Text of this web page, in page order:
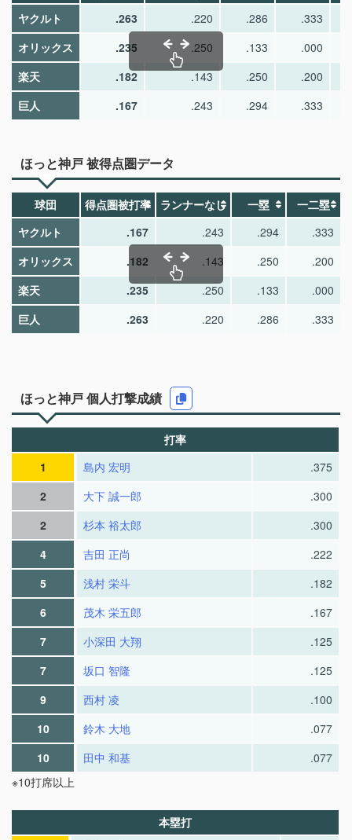
ヤクルト
.263 .220 .286
.333
オリックス
.235 .250 .133
.000
楽天
.182 .143 .250
.200
巨人
.167 .243 .294 .333
ほっと神戸 被得点圏データ
球団 得点圏被打率 ランナーなし 一塁
一二塁
ヤクルト
.167 .243 .294
.333
オリックス
.182 .143 .250
.200
楽天
.235 .250 .133
.000
巨人
.263 .220 .286 .333
ほっと神戸 個人打撃成績
打率
1
島内 宏明
.375
2
大下 誠一郎
.300
2
杉本 裕太郎
.300
4
吉田 正尚
.222
5
浅村 栄斗
.182
6
茂木 栄五郎
.167
7
小深田 大翔
.125
7
坂口 智隆
.125
9
西村 凌
.100
10
鈴木 大地
.077
10
田中 和基
.077
※10打席以上
本塁打